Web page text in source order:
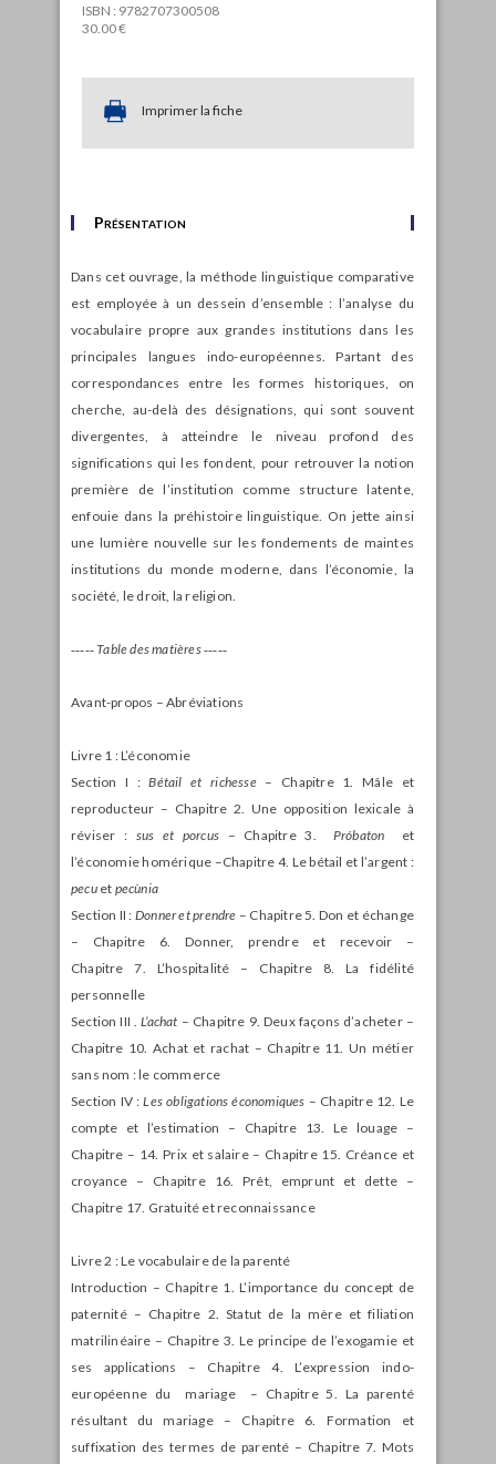
ISBN : 9782707300508
30.00 €
Imprimer la fiche
Présentation
Dans cet ouvrage, la méthode linguistique comparative
est employée à un dessein d’ensemble : l’analyse du
vocabulaire propre aux grandes institutions dans les
principales langues indo-européennes. Partant des
correspondances entre les formes historiques, on
cherche, au-delà des désignations, qui sont souvent
divergentes, à atteindre le niveau profond des
significations qui les fondent, pour retrouver la notion
première de l’institution comme structure latente,
enfouie dans la préhistoire linguistique. On jette ainsi
une lumière nouvelle sur les fondements de maintes
institutions du monde moderne, dans l’économie, la
société, le droit, la religion.
‑‑‑‑‑Table des matières ‑‑‑‑‑
Avant-propos – Abréviations
Livre 1 : L’économie
Section I :Bétail et richesse– Chapitre 1. Mâle et
reproducteur – Chapitre 2. Une opposition lexicale à
réviser : sus et porcus– Chapitre 3. Próbaton et
l’économie homérique –Chapitre 4. Le bétail et l’argent :
pecuet pecùnia
Section II : Donner et prendre – Chapitre 5. Don et échange
– Chapitre 6. Donner, prendre et recevoir –
Chapitre 7. L’hospitalité – Chapitre 8. La fidélité
personnelle
Section III .L’achat – Chapitre 9. Deux façons d’acheter –
Chapitre 10. Achat et rachat – Chapitre 11. Un métier
sans nom : le commerce
Section IV :Les obligations économiques – Chapitre 12. Le
compte et l’estimation – Chapitre 13. Le louage –
Chapitre – 14. Prix et salaire – Chapitre 15. Créance et
croyance – Chapitre 16. Prêt, emprunt et dette –
Chapitre 17. Gratuité et reconnaissance
Livre 2 : Le vocabulaire de la parenté
Introduction – Chapitre 1. L’importance du concept de
paternité – Chapitre 2. Statut de la mère et filiation
matrilinéaire – Chapitre 3. Le principe de l’exogamie et
ses applications – Chapitre 4. L’expression indo-
européenne du mariage – Chapitre 5. La parenté
résultant du mariage – Chapitre 6. Formation et
suffixation des termes de parenté – Chapitre 7. Mots